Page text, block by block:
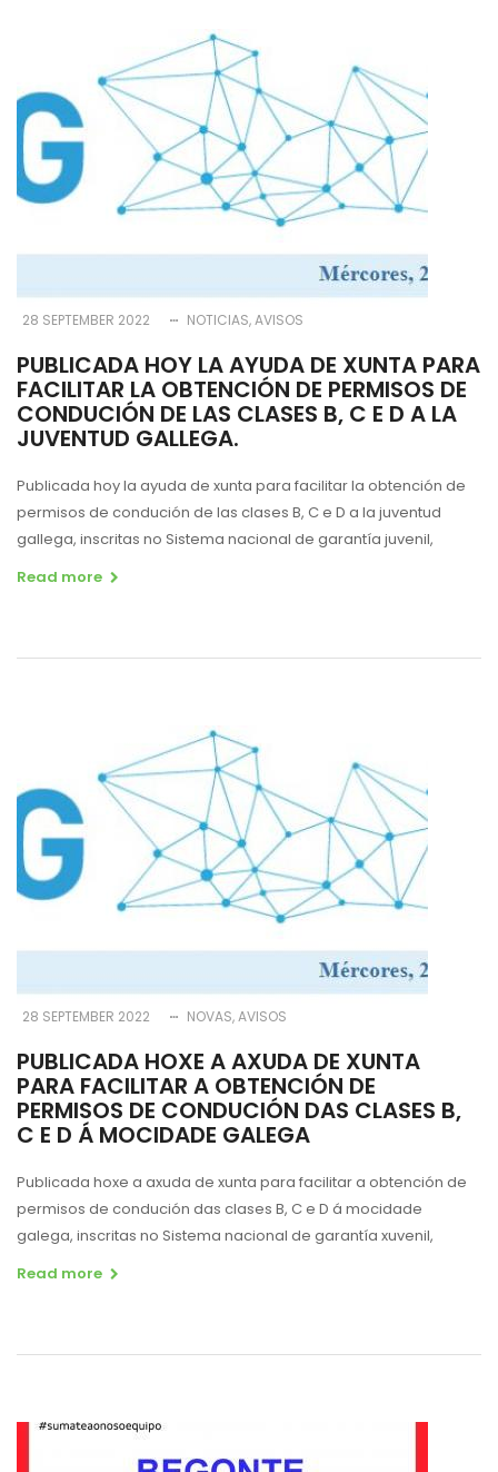
28 SEPTEMBER 2022 NOTICIAS AVISOS
PUBLICADA HOY LA AYUDA DE XUNTA PARA
FACILITAR LA OBTENCIÓN DE PERMISOS DE
CONDUCIÓN DE LAS CLASES B, C E D A LA
JUVENTUD GALLEGA.
Publicada hoy la ayuda de xunta para facilitar la obtención de
permisos de condución de las clases B, C e D a la juventud
gallega, inscritas no Sistema nacional de garantía juvenil,
Read more
28 SEPTEMBER 2022 NOVAS AVISOS
PUBLICADA HOXE A AXUDA DE XUNTA
PARA FACILITAR A OBTENCIÓN DE
PERMISOS DE CONDUCIÓN DAS CLASES B,
C E D Á MOCIDADE GALEGA
Publicada hoxe a axuda de xunta para facilitar a obtención de
permisos de condución das clases B, C e D á mocidade
galega, inscritas no Sistema nacional de garantía xuvenil,
Read more